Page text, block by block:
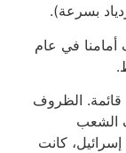
أمامنا في عام
قائمة. الظروف
من نصف الشعب
كانت